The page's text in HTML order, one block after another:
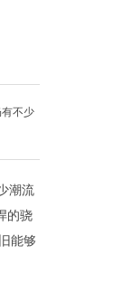
不少
潮流
的骁
能够